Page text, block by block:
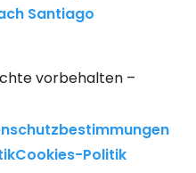
Santiago
vorbehalten –
Cookies-Politik